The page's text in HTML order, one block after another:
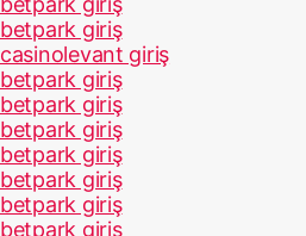
betpark giriş
casinolevant giriş
betpark giriş
betpark giriş
betpark giriş
betpark giriş
betpark giriş
betpark giriş
betpark giriş